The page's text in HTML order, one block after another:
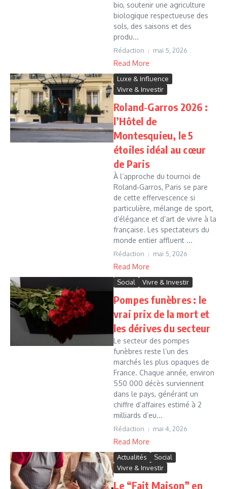
bio, soutenir une agriculture
biologique respectueuse des
sols, des saisons et des
produ...
Rédaction mai 5, 2026
Read More
Luxe & Influence
Vivre & Investir
Roland‑Garros 2026 :
l’Hôtel de
Montesquieu, le 5
étoiles idéal au cœur
de Paris
À l’approche du tournoi de
Roland‑Garros, Paris se pare
de cette effervescence si
particulière, mélange de sport,
d’élégance et d’art de vivre à la
française. Les spectateurs du
monde entier affluent ...
Rédaction mai 5, 2026
Read More
Social Vivre & Investir
Pompes funèbres : le
vrai prix de la mort et
les dérives du secteur
Le secteur des pompes
funèbres reste l’un des
marchés les plus opaques de
France. Chaque année, environ
550 000 décès surviennent
dans le pays, générant un
chiffre d’affaires estimé à 2
milliards d’eu...
Rédaction mai 4, 2026
Read More
Actualités
Social
Vivre & Investir
Le “Fait Maison” en